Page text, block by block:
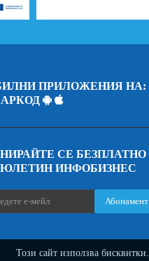
Този сайт използва бисквитки.
ПРИЛОЖЕНИЯ НА:
СЕ БЕЗПЛАТНО
ИНФОБИЗНЕС
Абонамент